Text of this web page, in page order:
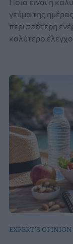
γεύμα της
περισσότερη
καλύτερο
EXPERT'S OPINION